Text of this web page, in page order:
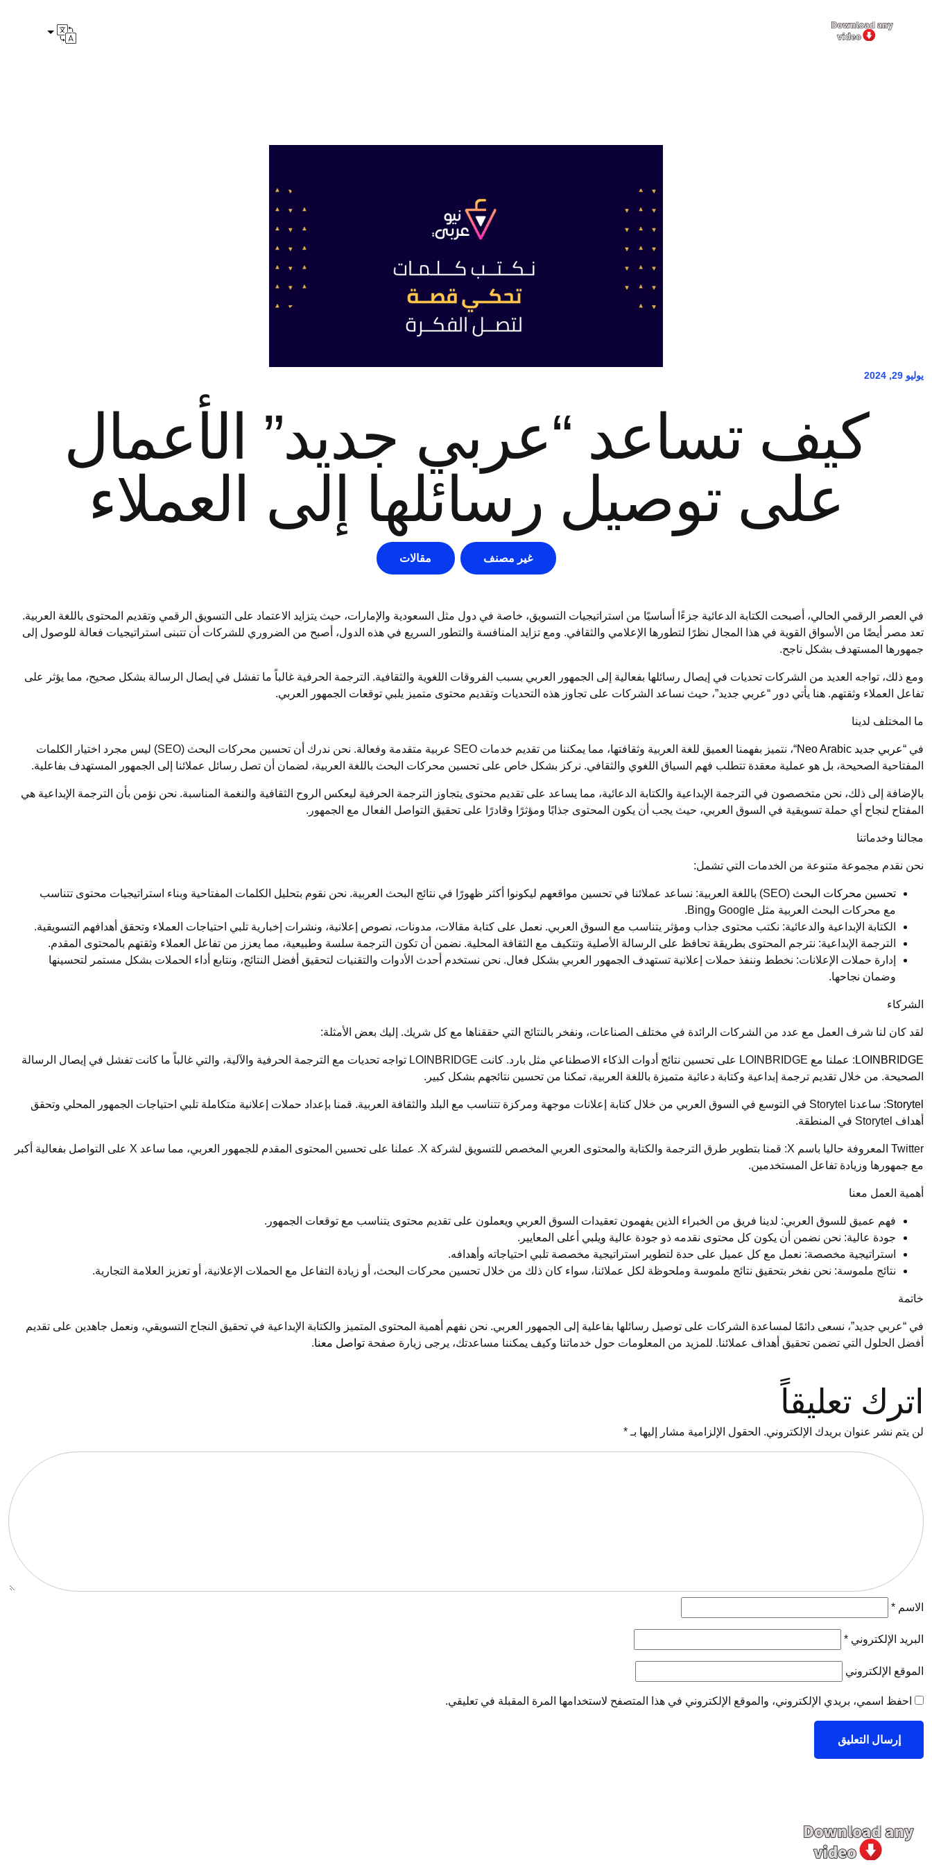
يوليو 29, 2024
كيف تساعد “عربي جديد” الأعمال
على توصيل رسائلها إلى العملاء
غير مصنف مقالات
في العصر الرقمي الحالي، أصبحت الكتابة الدعائية جزءًا أساسيًا من استراتيجيات التسويق، خاصة في دول مثل السعودية والإمارات، حيث يتزايد الاعتماد على التسويق الرقمي وتقديم المحتوى باللغة العربية.
تعد مصر أيضًا من الأسواق القوية في هذا المجال نظرًا لتطورها الإعلامي والثقافي. ومع تزايد المنافسة والتطور السريع في هذه الدول، أصبح من الضروري للشركات أن تتبنى استراتيجيات فعالة للوصول إلى
جمهورها المستهدف بشكل ناجح.
ومع ذلك، تواجه العديد من الشركات تحديات في إيصال رسائلها بفعالية إلى الجمهور العربي بسبب الفروقات اللغوية والثقافية. الترجمة الحرفية غالباً ما تفشل في إيصال الرسالة بشكل صحيح، مما يؤثر على
تفاعل العملاء وثقتهم. هنا يأتي دور “عربي جديد”، حيث نساعد الشركات على تجاوز هذه التحديات وتقديم محتوى متميز يلبي توقعات الجمهور العربي.
ما المختلف لدينا
في “عربي جديد Neo Arabic
“، نتميز بفهمنا العميق للغة العربية وثقافتها، مما يمكننا من تقديم خدمات SEO عربية متقدمة وفعالة. نحن ندرك أن تحسين محركات البحث (SEO) ليس مجرد اختيار الكلمات
المفتاحية الصحيحة، بل هو عملية معقدة تتطلب فهم السياق اللغوي والثقافي. نركز بشكل خاص على تحسين محركات البحث باللغة العربية، لضمان أن تصل رسائل عملائنا إلى الجمهور المستهدف بفاعلية.
بالإضافة إلى ذلك، نحن متخصصون في الترجمة الإبداعية والكتابة الدعائية، مما يساعد على تقديم محتوى يتجاوز الترجمة الحرفية ليعكس الروح الثقافية والنغمة المناسبة. نحن نؤمن بأن الترجمة الإبداعية هي
المفتاح لنجاح أي حملة تسويقية في السوق العربي، حيث يجب أن يكون المحتوى جذابًا ومؤثرًا وقادرًا على تحقيق التواصل الفعال مع الجمهور.
مجالنا وخدماتنا
نحن نقدم مجموعة متنوعة من الخدمات التي تشمل:
تحسين محركات البحث
(SEO) باللغة العربية: نساعد عملائنا في تحسين مواقعهم ليكونوا أكثر ظهورًا في نتائج البحث العربية. نحن نقوم بتحليل الكلمات المفتاحية وبناء استراتيجيات محتوى تتناسب
مع محركات البحث العربية مثل Google وBing.
الكتابة الإبداعية والدعائية: نكتب محتوى جذاب ومؤثر يتناسب مع السوق العربي. نعمل على كتابة مقالات، مدونات، نصوص إعلانية، ونشرات إخبارية تلبي احتياجات العملاء وتحقق أهدافهم التسويقية.
الترجمة الإبداعية: نترجم المحتوى بطريقة تحافظ على الرسالة الأصلية وتتكيف مع الثقافة المحلية. نضمن أن تكون الترجمة سلسة وطبيعية، مما يعزز من تفاعل العملاء وثقتهم بالمحتوى المقدم.
إدارة حملات الإعلانات: نخطط وننفذ حملات إعلانية تستهدف الجمهور العربي بشكل فعال. نحن نستخدم أحدث الأدوات والتقنيات لتحقيق أفضل النتائج، ونتابع أداء الحملات بشكل مستمر لتحسينها
وضمان نجاحها.
الشركاء
لقد كان لنا شرف العمل مع عدد من الشركات الرائدة في مختلف الصناعات، ونفخر بالنتائج التي حققناها مع كل شريك. إليك بعض الأمثلة:
LOINBRIDGE
: عملنا مع LOINBRIDGE على تحسين نتائج أدوات الذكاء الاصطناعي مثل بارد. كانت LOINBRIDGE تواجه تحديات مع الترجمة الحرفية والآلية، والتي غالباً ما كانت تفشل في إيصال الرسالة
الصحيحة. من خلال تقديم ترجمة إبداعية وكتابة دعائية متميزة باللغة العربية، تمكنا من تحسين نتائجهم بشكل كبير.
Storytel
: ساعدنا Storytel في التوسع في السوق العربي من خلال كتابة إعلانات موجهة ومركزة تتناسب مع البلد والثقافة العربية. قمنا بإعداد حملات إعلانية متكاملة تلبي احتياجات الجمهور المحلي وتحقق
أهداف Storytel في المنطقة.
Twitter المعروفة حاليا باسم X: قمنا بتطوير طرق الترجمة والكتابة والمحتوى العربي المخصص للتسويق لشركة X. عملنا على تحسين المحتوى المقدم للجمهور العربي، مما ساعد X على التواصل بفعالية أكبر
مع جمهورها وزيادة تفاعل المستخدمين.
أهمية العمل معنا
فهم عميق للسوق العربي: لدينا فريق من الخبراء الذين يفهمون تعقيدات السوق العربي ويعملون على تقديم محتوى يتناسب مع توقعات الجمهور.
جودة عالية: نحن نضمن أن يكون كل محتوى نقدمه ذو جودة عالية ويلبي أعلى المعايير.
استراتيجية مخصصة: نعمل مع كل عميل على حدة لتطوير استراتيجية مخصصة تلبي احتياجاته وأهدافه.
نتائج ملموسة: نحن نفخر بتحقيق نتائج ملموسة وملحوظة لكل عملائنا، سواء كان ذلك من خلال تحسين محركات البحث، أو زيادة التفاعل مع الحملات الإعلانية، أو تعزيز العلامة التجارية.
خاتمة
في “عربي جديد”، نسعى دائمًا لمساعدة الشركات على توصيل رسائلها بفاعلية إلى الجمهور العربي. نحن نفهم أهمية المحتوى المتميز والكتابة الإبداعية في تحقيق النجاح التسويقي، ونعمل جاهدين على تقديم
أفضل الحلول التي تضمن تحقيق أهداف عملائنا. للمزيد من المعلومات حول خدماتنا وكيف يمكننا مساعدتك، يرجى زيارة صفحة تواصل معنا.
اترك تعليقاً
لن يتم نشر عنوان بريدك الإلكتروني. الحقول الإلزامية مشار إليها بـ *
الاسم *
البريد الإلكتروني *
الموقع الإلكتروني
احفظ اسمي، بريدي الإلكتروني، والموقع الإلكتروني في هذا المتصفح لاستخدامها المرة المقبلة في تعليقي.